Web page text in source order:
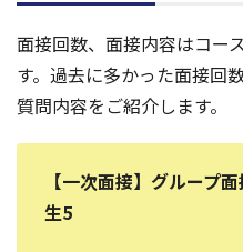
面接回数、面接内容はコー
す。過去に多かった面接回
質問内容をご紹介します。
【一次面接】グルー
生5